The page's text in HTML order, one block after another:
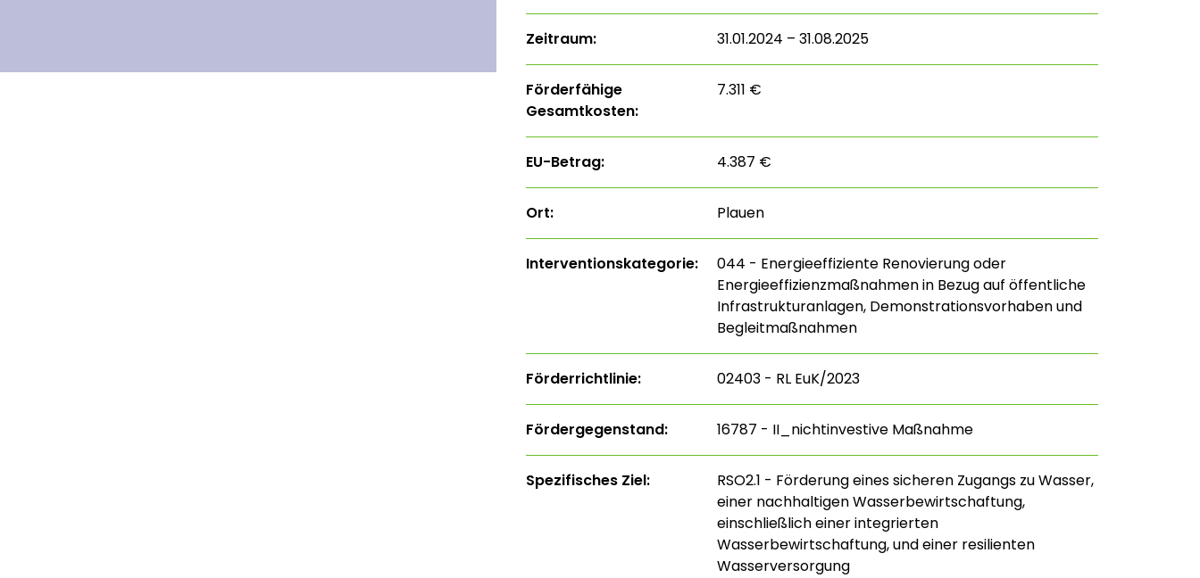
Zeitraum: 31.01.2024 – 31.08.2025
Förderfähige
Gesamtkosten:
7.311 €
EU-Betrag: 4.387 €
Ort: Plauen
Interventions­kategorie:
044 - Energieeffiziente Renovierung oder
Energieeffizienzmaßnahmen in Bezug auf öffentliche
Infrastrukturanlagen, Demonstrationsvorhaben und
Begleitmaßnahmen
Förderrichtlinie: 02403 - RL EuK/2023
Fördergegenstand: 16787 - II_nichtinvestive Maßnahme
Spezifisches Ziel:
RSO2.1 - Förderung eines sicheren Zugangs zu Wasser,
einer nachhaltigen Wasserbewirtschaftung,
einschließlich einer integrierten
Wasserbewirtschaftung, und einer resilienten
Wasserversorgung